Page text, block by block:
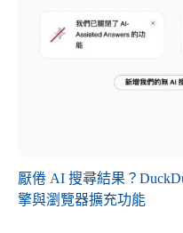
厭倦 AI 搜尋結果？
擎與瀏覽器擴充功能